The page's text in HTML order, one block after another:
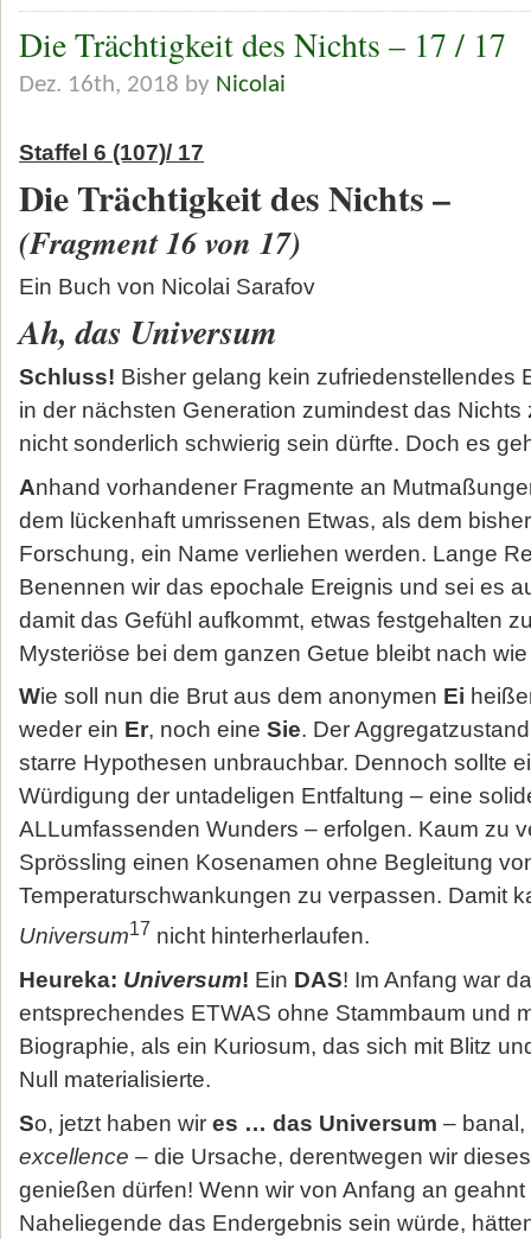
Die Trächtigkeit des Nichts – 17 / 17
Dez. 16th, 2018 by Nicolai
Staffel 6 (107)/ 17
Die Trächtigkeit des Nichts –
(Fragment 16 von 17)
Ein Buch von Nicolai Sarafov
Ah, das Universum
Schluss! Bisher gelang kein zufriedenstellendes
in der nächsten Generation zumindest das Nichts
nicht sonderlich schwierig sein dürfte. Doch es
Anhand vorhandener Fragmente an
dem lückenhaft umrissenen Etwas, als dem
Forschung, ein Name verliehen werden. Lange
Benennen wir das epochale Ereignis und sei es
damit das Gefühl aufkommt, etwas festgehalten
Mysteriöse bei dem ganzen Getue bleibt nach
Wie soll nun die Brut aus dem anonymen Ei
weder ein Er, noch eine Sie. Der
starre Hypothesen unbrauchbar. Dennoch sollte
Würdigung der untadeligen Entfaltung – eine
ALLumfassenden Wunders – erfolgen. Kaum zu
Sprössling einen Kosenamen ohne Begleitung
Temperaturschwankungen zu verpassen. Damit
Universum17 nicht hinterherlaufen.
Heureka: Universum! Ein DAS! Im Anfang war
entsprechendes ETWAS ohne Stammbaum und
Biographie, als ein Kuriosum, das sich mit Blitz
Null materialisierte.
So, jetzt haben wir es … das Universum –
excellence – die Ursache, derentwegen wir
genießen dürfen! Wenn wir von Anfang an
Naheliegende das Endergebnis sein würde,